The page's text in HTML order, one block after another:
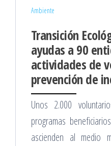
Ambiente
Transición
ayudas a 90
actividades de
prevención de
Unos 2.000
programas
ascienden al medio